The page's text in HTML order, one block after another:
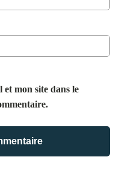
mon site dans le